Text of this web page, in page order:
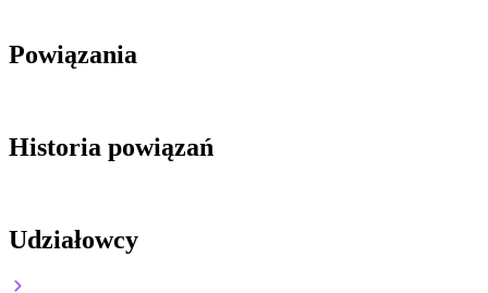
Powiązania
Historia powiązań
Udziałowcy